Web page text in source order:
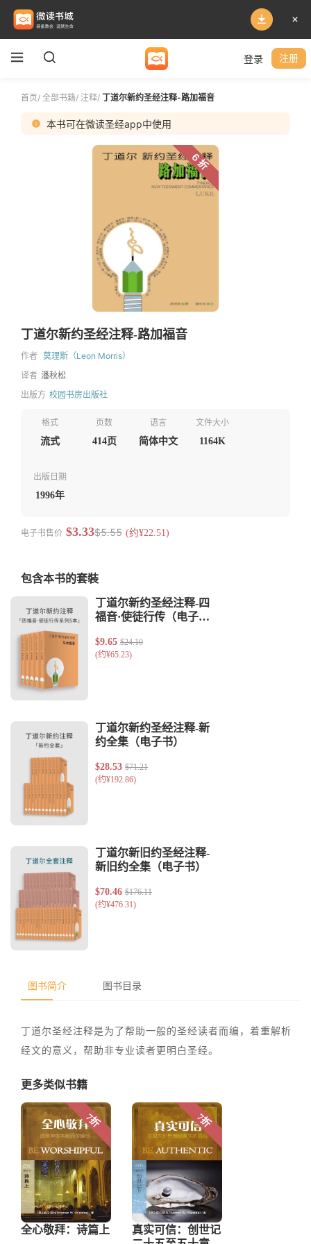
登录 注册
首页/ 全部书籍/ 注释/ 丁道尔新约圣经注释-路加福音
本书可在微读圣经app中使用
6 折
丁道尔新约圣经注释-路加福音
作者 莫理斯（Leon Morris）
译者 潘秋松
出版方 校园书房出版社
格式
流式
页数
414页
语言
简体中文
文件大小
1164K
出版日期
1996年
电子书售价 $3.33$5.55 (约¥22.51)
包含本书的套裝
图书简介 图书目录
丁道尔圣经注释是为了帮助一般的圣经读者而编，着重解析
经文的意义，帮助非专业读者更明白圣经。
更多类似书籍